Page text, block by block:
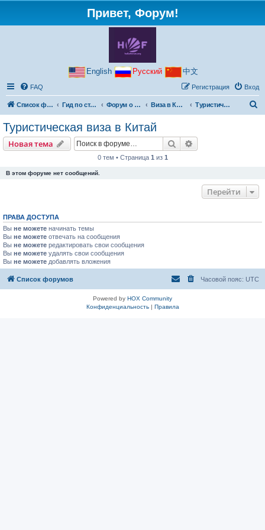
Привет, Форум!
English Русский 中文
FAQ Вход
Регистрация
Список форумов Гид по странам Форум о Китае Виза в Китай Туристическая виза в Китай
Туристическая виза в Китай
Новая тема Поиск
0 тем • Страница 1 из 1
В этом форуме нет сообщений.
Перейти
ПРАВА ДОСТУПА
Вы не можете начинать темы
Вы не можете отвечать на сообщения
Вы не можете редактировать свои сообщения
Вы не можете удалять свои сообщения
Вы не можете добавлять вложения
Список форумов Часовой пояс: UTC
Powered by HOX Community
Конфиденциальность| Правила